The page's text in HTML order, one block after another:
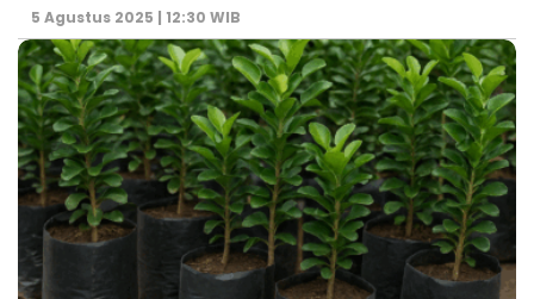
5 Agustus 2025 | 12:30 WIB